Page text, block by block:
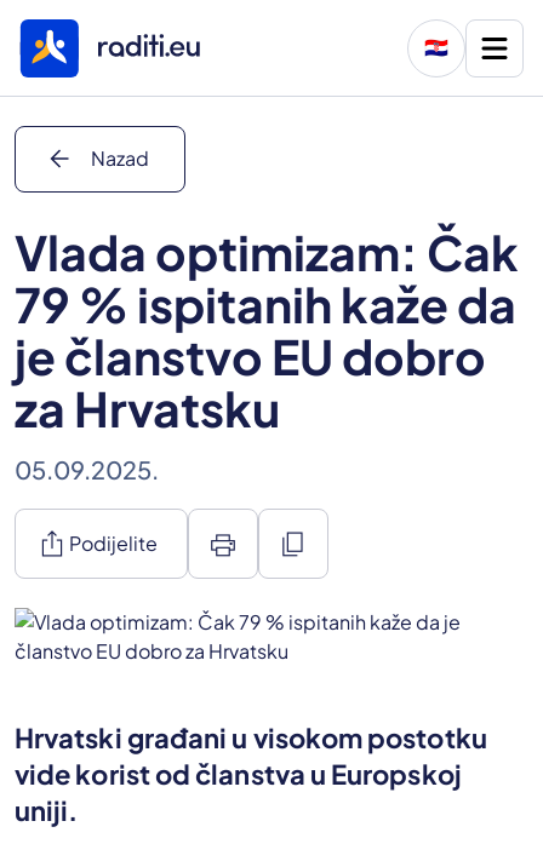
🇭🇷
arrow_back Nazad
Vlada optimizam: Čak
79 % ispitanih kaže da
je članstvo EU dobro
za Hrvatsku
05.09.2025.
ios_share Podijelite print content_copy
Hrvatski građani u visokom postotku
vide korist od članstva u Europskoj
uniji.